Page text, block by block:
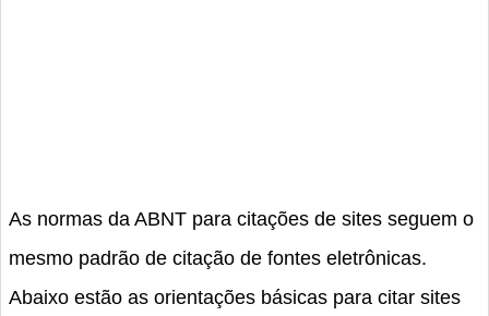
As normas da ABNT para citações de sites seguem o
mesmo padrão de citação de fontes eletrônicas.
Abaixo estão as orientações básicas para citar sites